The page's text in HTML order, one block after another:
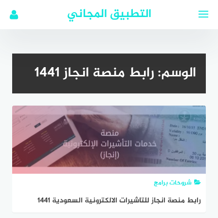
التطبيق المجاني
الوسم:رابط منصة انجاز 1441
شروحات برامج
رابط منصة انجاز للتاشيرات الالكترونية السعودية 1441